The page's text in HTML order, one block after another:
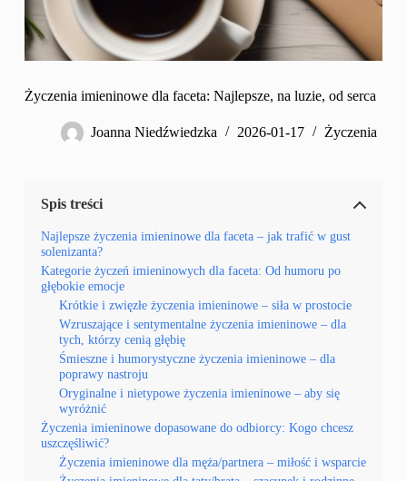
Życzenia imieninowe dla faceta: Najlepsze, na luzie, od serca
Joanna Niedźwiedzka 2026-01-17 Życzenia
Spis treści
Najlepsze życzenia imieninowe dla faceta – jak trafić w gust
solenizanta?
Kategorie życzeń imieninowych dla faceta: Od humoru po
głębokie emocje
Krótkie i zwięzłe życzenia imieninowe – siła w prostocie
Wzruszające i sentymentalne życzenia imieninowe – dla
tych, którzy cenią głębię
Śmieszne i humorystyczne życzenia imieninowe – dla
poprawy nastroju
Oryginalne i nietypowe życzenia imieninowe – aby się
wyróżnić
Życzenia imieninowe dopasowane do odbiorcy: Kogo chcesz
uszczęśliwić?
Życzenia imieninowe dla męża/partnera – miłość i wsparcie